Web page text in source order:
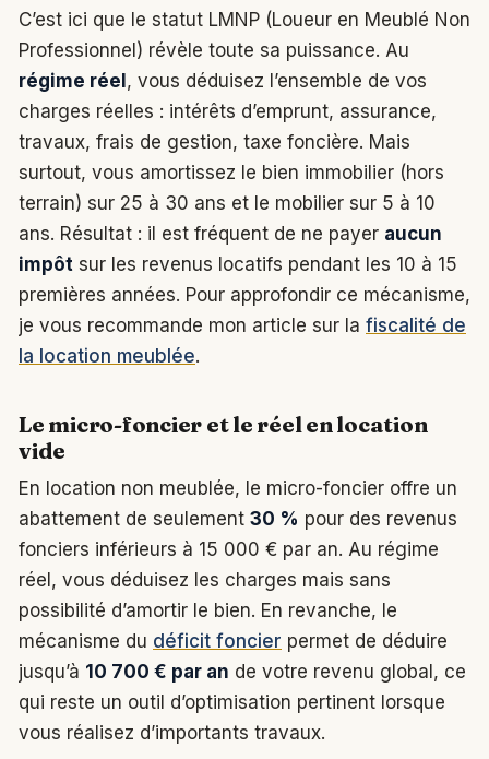
C’est ici que le statut LMNP (Loueur en Meublé Non
Professionnel) révèle toute sa puissance. Au
régime réel , vous déduisez l’ensemble de vos
charges réelles : intérêts d’emprunt, assurance,
travaux, frais de gestion, taxe foncière. Mais
surtout, vous amortissez le bien immobilier (hors
terrain) sur 25 à 30 ans et le mobilier sur 5 à 10
ans. Résultat : il est fréquent de ne payer aucun
impôt sur les revenus locatifs pendant les 10 à 15
premières années. Pour approfondir ce mécanisme,
je vous recommande mon article sur la fiscalité de
la location meublée.
Le micro-foncier et le réel en location
vide
En location non meublée, le micro-foncier offre un
abattement de seulement 30 % pour des revenus
fonciers inférieurs à 15 000 € par an. Au régime
réel, vous déduisez les charges mais sans
possibilité d’amortir le bien. En revanche, le
mécanisme du déficit foncier permet de déduire
jusqu’à 10 700 € par an de votre revenu global, ce
qui reste un outil d’optimisation pertinent lorsque
vous réalisez d’importants travaux.